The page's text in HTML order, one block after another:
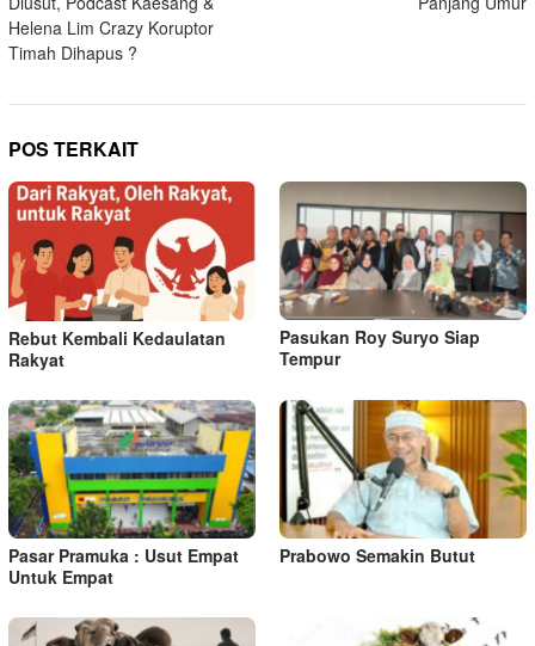
Helena Lim Crazy Koruptor
Timah Dihapus ?
POS TERKAIT
Rebut Kembali Kedaulatan
Rakyat
Pasukan Roy Suryo Siap
Tempur
Pasar Pramuka : Usut Empat
Untuk Empat
Prabowo Semakin Butut